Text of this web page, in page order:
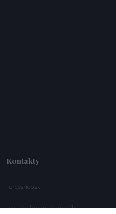
Kontakty
Terceshop.sk
Bc. Radovan Podolák